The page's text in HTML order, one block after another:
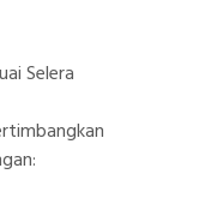
Selera